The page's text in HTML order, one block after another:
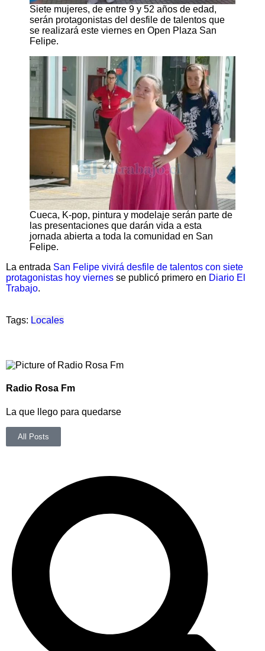
Siete mujeres, de entre 9 y 52 años de edad,
serán protagonistas del desfile de talentos que
se realizará este viernes en Open Plaza San
Felipe.
Cueca, K-pop, pintura y modelaje serán parte de
las presentaciones que darán vida a esta
jornada abierta a toda la comunidad en San
Felipe.
La entrada San Felipe vivirá desfile de talentos con siete
protagonistas hoy viernes se publicó primero en Diario El
Trabajo.
Tags: Locales
Radio Rosa Fm
La que llego para quedarse
All Posts